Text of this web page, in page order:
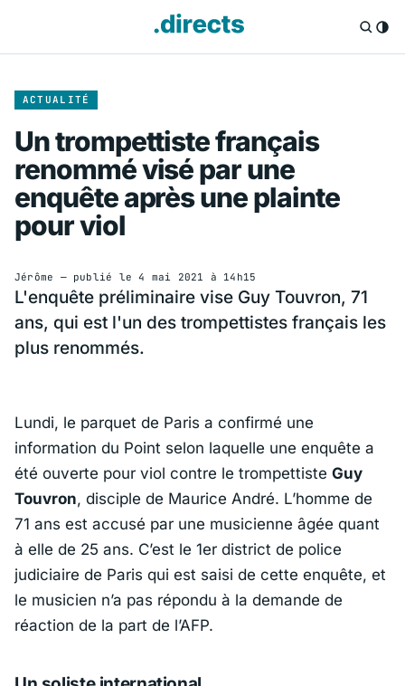
ACTUALITÉ
Un trompettiste français
renommé visé par une
enquête après une plainte
pour viol
Jérôme — publié le4 mai 2021 à 14h15
L'enquête préliminaire vise Guy Touvron, 71
ans, qui est l'un des trompettistes français les
plus renommés.
Lundi, le parquet de Paris a confirmé une
information du Point selon laquelle une enquête a
été ouverte pour viol contre le trompettiste Guy
Touvron, disciple de Maurice André. L’homme de
71 ans est accusé par une musicienne âgée quant
à elle de 25 ans. C’est le 1er district de police
judiciaire de Paris qui est saisi de cette enquête, et
le musicien n’a pas répondu à la demande de
réaction de la part de l’AFP.